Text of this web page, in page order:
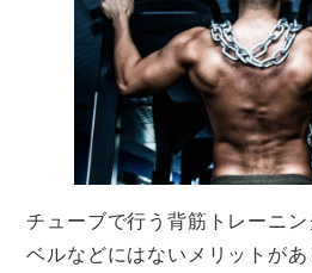
チューブで行う背筋トレーニ
ベルなどにはないメリットがあ